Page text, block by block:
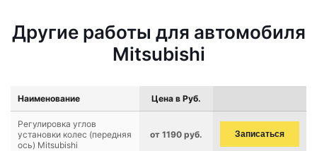
Другие работы для автомобиля
Mitsubishi
Наименование Цена в Руб.
Регулировка углов
установки колес (передняя
ось) Mitsubishi
от 1190 руб. Записаться